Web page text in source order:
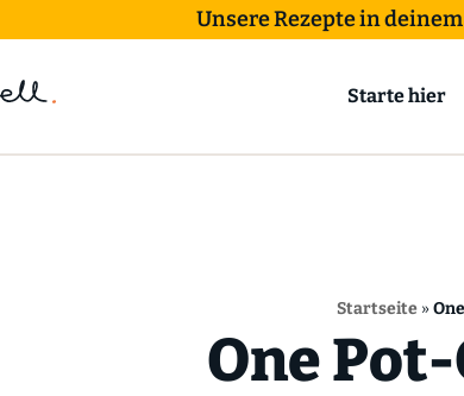
Unsere Rezepte in
Starte hier
Startseite»
One